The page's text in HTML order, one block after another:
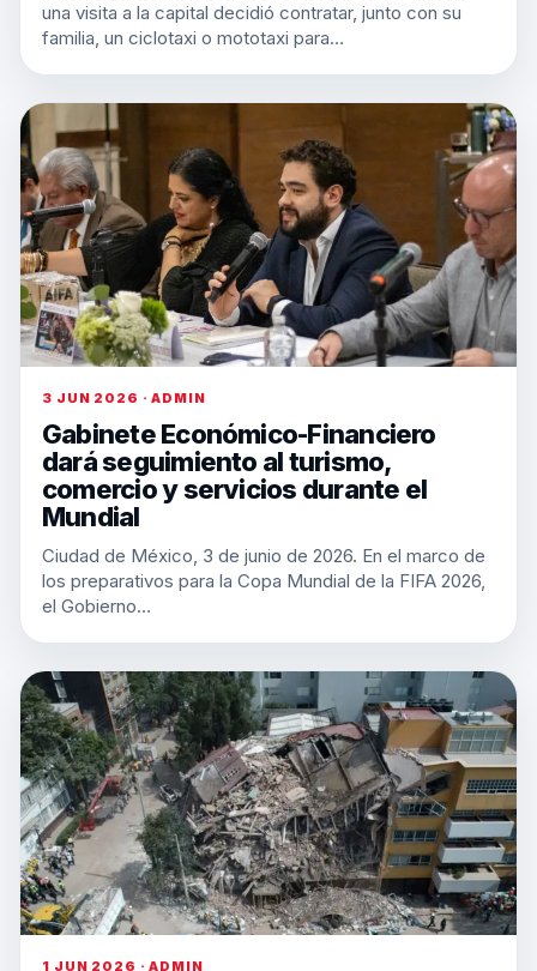
una visita a la capital decidió contratar, junto con su
familia, un ciclotaxi o mototaxi para…
3 JUN 2026 · ADMIN
Gabinete Económico-Financiero
dará seguimiento al turismo,
comercio y servicios durante el
Mundial
Ciudad de México, 3 de junio de 2026. En el marco de
los preparativos para la Copa Mundial de la FIFA 2026,
el Gobierno…
1 JUN 2026 · ADMIN